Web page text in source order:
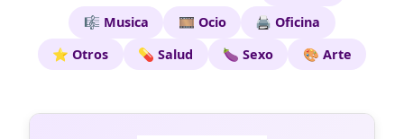
🎼 Musica
🎞️ Ocio
🖨️ Oficina
⭐ Otros
💊 Salud 🍆 Sexo 🎨 Arte